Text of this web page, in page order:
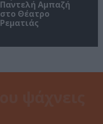
Παντελή Αμπαζή
στο Θέατρο
Ρεματιάς